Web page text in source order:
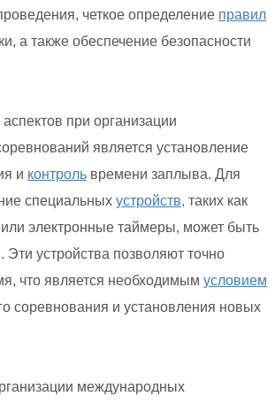
четкое определение правил
а также обеспечение безопасности
при организации
является установление
и контроль времени заплыва. Для
специальных устройств, таких как
электронные таймеры, может быть
устройства позволяют точно
что является необходимым условием
соревнования и установления новых
международных